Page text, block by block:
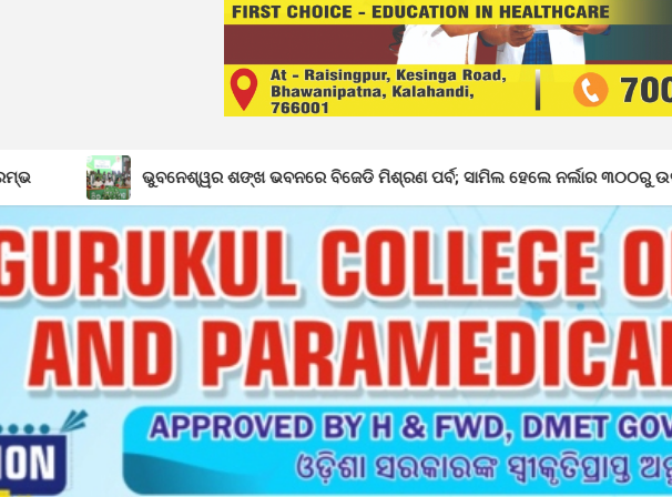
ଭୁବନେଶ୍ୱର ଶଙ୍ଖ ଭବନରେ ବିଜେଡି ମିଶ୍ରଣ ପର୍ବ; ସାମିଲ ହେଲେ ନର୍ଲାର ୩୦୦ରୁ ଉର୍ଦ୍ଧ୍ୱ କର୍ମୀ